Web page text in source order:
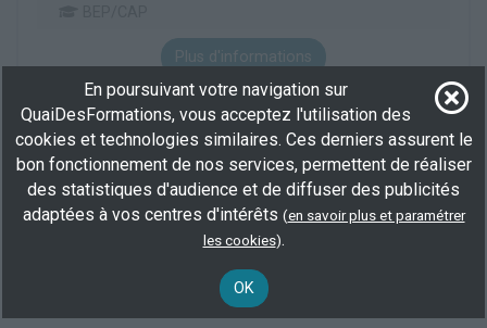
Plus d'informations
Cuir, peau
Réalisation d'articles en cuir et matériaux souples (hors vêtement)
Voir toutes les formations
formations bottier
En poursuivant votre navigation sur
QuaiDesFormations, vous acceptez l'utilisation des
cookies et technologies similaires. Ces derniers assurent le
bon fonctionnement de nos services, permettent de réaliser
des statistiques d'audience et de diffuser des publicités
adaptées à vos centres d'intérêts (en savoir plus et paramétrer
les cookies).
OK